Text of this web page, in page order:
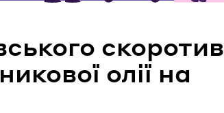
скоротив
олії на